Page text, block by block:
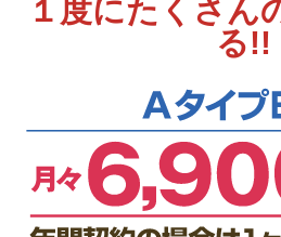
１度にたくさん
る!!